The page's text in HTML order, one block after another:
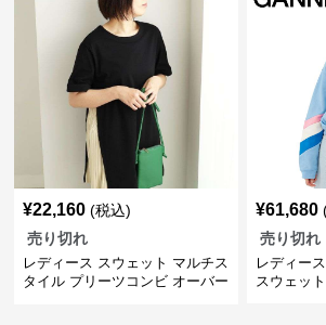
¥22,160 (税込)
売り切れ
レディース スウェット マルチス
タイル プリーツコンビ オーバー
¥61,680
売り切れ
レディー
スウェッ